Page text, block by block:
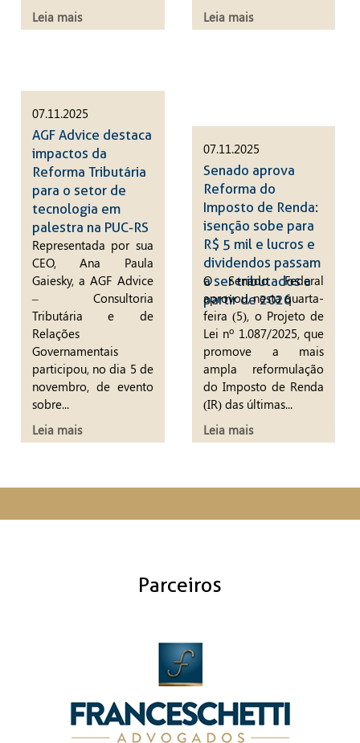
Leia mais
Leia mais
07.11.2025
AGF Advice destaca
impactos da
Reforma Tributária
para o setor de
tecnologia em
palestra na PUC-RS
Representada por sua
CEO, Ana Paula
Gaiesky, a AGF Advice
– Consultoria
Tributária e de
Relações
Governamentais
participou, no dia 5 de
novembro, de evento
sobre...
Leia mais
07.11.2025
Senado aprova
Reforma do
Imposto de Renda:
isenção sobe para
R$ 5 mil e lucros e
dividendos passam
a ser tributados a
partir de 2026
O Senado Federal
aprovou, nesta quarta-
feira (5), o Projeto de
Lei nº 1.087/2025, que
promove a mais
ampla reformulação
do Imposto de Renda
(IR) das últimas...
Leia mais
Parceiros